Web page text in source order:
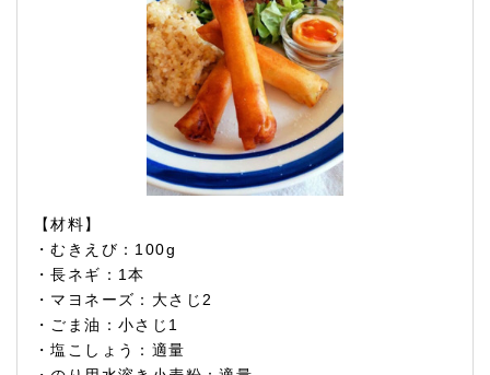
【材料】
・むきえび：100g
・長ネギ：1本
・マヨネーズ：大さじ2
・ごま油：小さじ1
・塩こしょう：適量